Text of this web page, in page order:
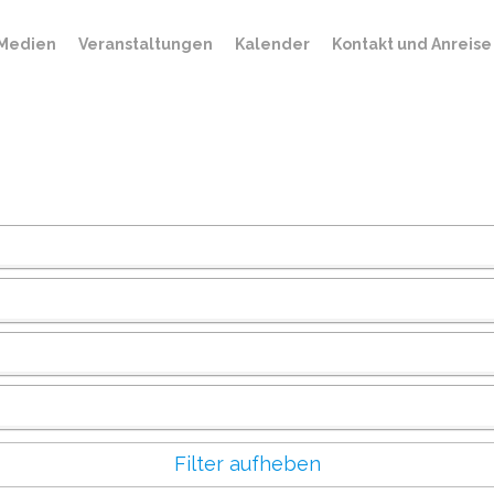
Medien Veranstaltungen Kalender Kontakt und Anreise
Filter aufheben